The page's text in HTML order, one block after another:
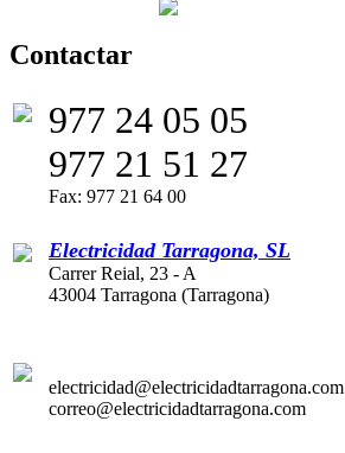
Contactar
977 24 05 05
977 21 51 27
Fax: 977 21 64 00
Electricidad Tarragona, SL
Carrer Reial, 23 - A
43004 Tarragona (Tarragona)
electricidad@electricidadtarragona.com
correo@electricidadtarragona.com